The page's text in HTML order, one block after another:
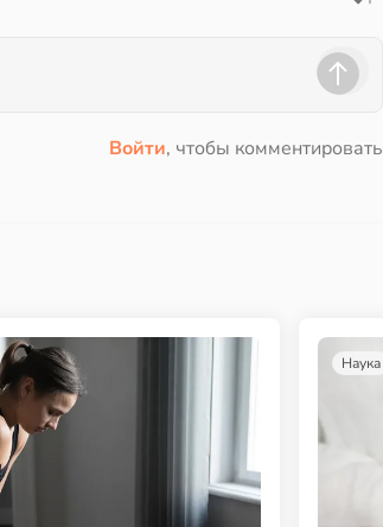
Войти, чтобы комментировать
Наука